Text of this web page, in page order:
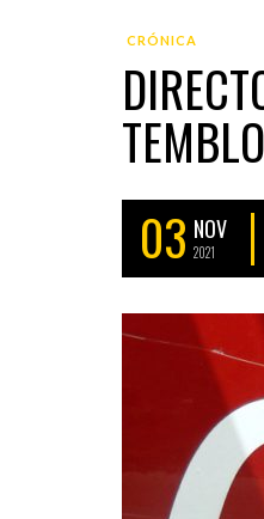
CRÓNICA
03 NOV
2021